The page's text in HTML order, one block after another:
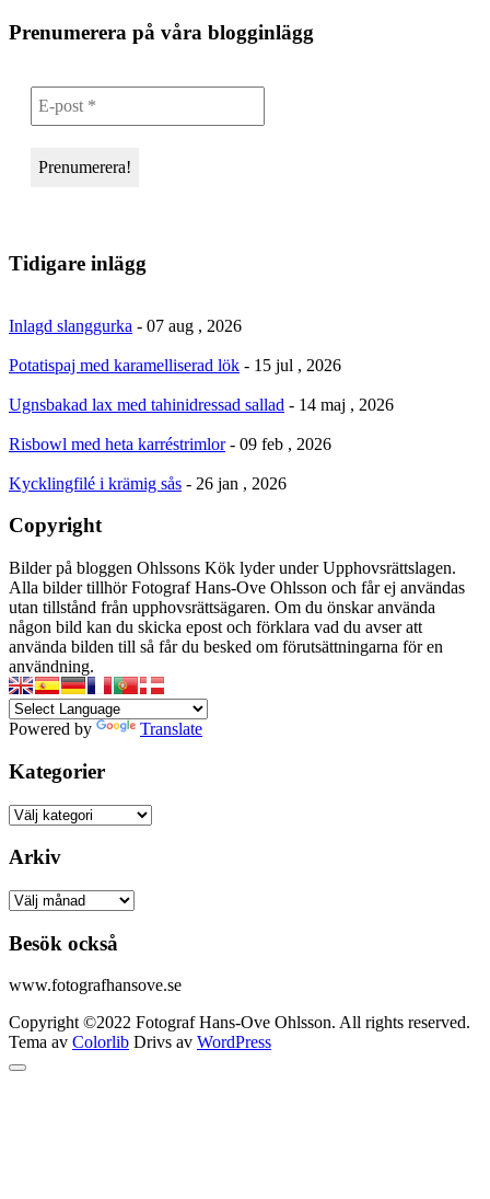
Prenumerera på våra blogginlägg
Tidigare inlägg
Inlagd slanggurka - 07 aug , 2026
Potatispaj med karamelliserad lök - 15 jul , 2026
Ugnsbakad lax med tahinidressad sallad - 14 maj , 2026
Risbowl med heta karréstrimlor - 09 feb , 2026
Kycklingfilé i krämig sås - 26 jan , 2026
Copyright
Bilder på bloggen Ohlssons Kök lyder under Upphovsrättslagen.
Alla bilder tillhör Fotograf Hans-Ove Ohlsson och får ej användas
utan tillstånd från upphovsrättsägaren. Om du önskar använda
någon bild kan du skicka epost och förklara vad du avser att
använda bilden till så får du besked om förutsättningarna för en
användning.
Powered by Translate
Kategorier
Kategorier
Arkiv
Arkiv
Besök också
www.fotografhansove.se
Copyright ©2022 Fotograf Hans-Ove Ohlsson. All rights reserved.
Tema av Colorlib Drivs av WordPress